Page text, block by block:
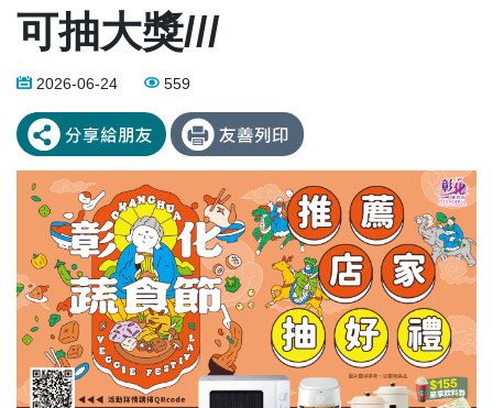
可抽大獎///
2026-06-24 559